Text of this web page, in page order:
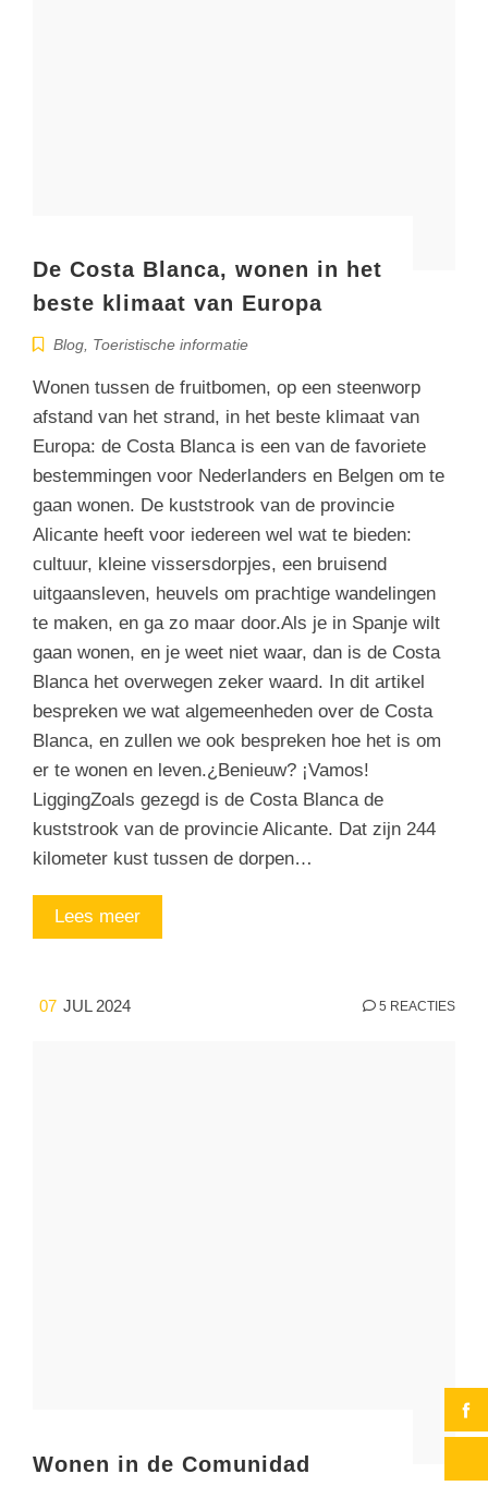
De Costa Blanca, wonen in het
beste klimaat van Europa
Blog, Toeristische informatie
Wonen tussen de fruitbomen, op een steenworp
afstand van het strand, in het beste klimaat van
Europa: de Costa Blanca is een van de favoriete
bestemmingen voor Nederlanders en Belgen om te
gaan wonen. De kuststrook van de provincie
Alicante heeft voor iedereen wel wat te bieden:
cultuur, kleine vissersdorpjes, een bruisend
uitgaansleven, heuvels om prachtige wandelingen
te maken, en ga zo maar door.Als je in Spanje wilt
gaan wonen, en je weet niet waar, dan is de Costa
Blanca het overwegen zeker waard. In dit artikel
bespreken we wat algemeenheden over de Costa
Blanca, en zullen we ook bespreken hoe het is om
er te wonen en leven.¿Benieuw? ¡Vamos!
LiggingZoals gezegd is de Costa Blanca de
kuststrook van de provincie Alicante. Dat zijn 244
kilometer kust tussen de dorpen…
Lees meer
07 JUL 2024 5 REACTIES
Wonen in de Comunidad